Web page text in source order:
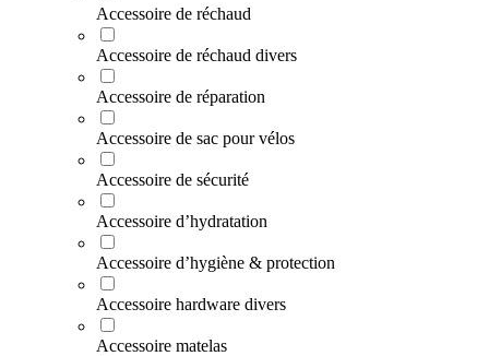
Accessoire de réchaud
Accessoire de réchaud divers
Accessoire de réparation
Accessoire de sac pour vélos
Accessoire de sécurité
Accessoire d’hydratation
Accessoire d’hygiène & protection
Accessoire hardware divers
Accessoire matelas